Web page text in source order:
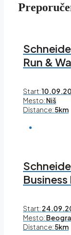
Run &
Start:
Mesto: Niš
Distance:5km
Business
Start:
Mesto:
Distance:5km